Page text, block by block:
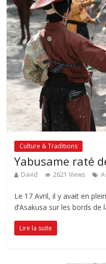
Culture & Traditions
Yabusame raté
David 2621 Views
Le 17 Avril, il y avait en
d’Asakusa sur les bords
Lire la suite